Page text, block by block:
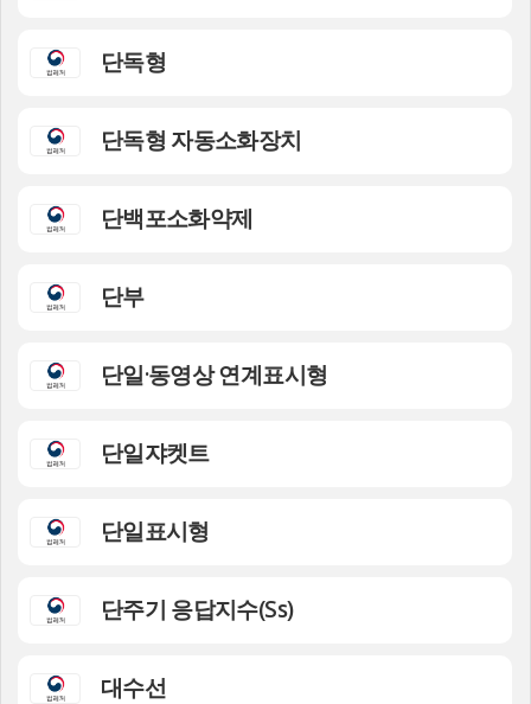
단독형
단독형 자동소화장치
단백포소화약제
단부
단일·동영상 연계표시형
단일쟈켓트
단일표시형
단주기 응답지수(Ss)
대수선